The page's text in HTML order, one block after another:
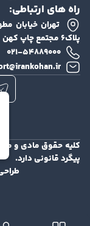
راه های ارتباطی:
تهران خیابان
پلاک۶ مجتمع چاپ کهن
۰۲۱-۵۴۸۸۹۰۰۰
کلیه حقوق مادی و
پیگرد قانونی دارد.